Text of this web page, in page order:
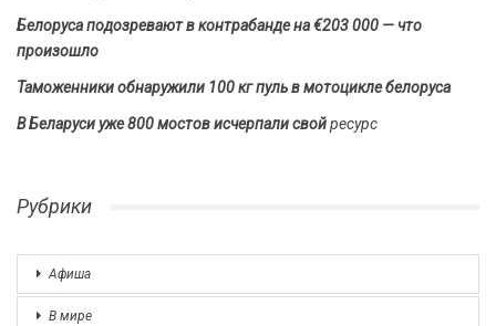
Белоруса подозревают в контрабанде на €203 000 — что
произошло
Таможенники обнаружили 100 кг пуль в мотоцикле белоруса
В Беларуси уже 800 мостов исчерпали свойресурс
Рубрики
Афиша
В мире